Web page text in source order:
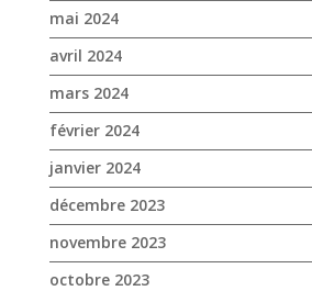
mai 2024
avril 2024
mars 2024
février 2024
janvier 2024
décembre 2023
novembre 2023
octobre 2023